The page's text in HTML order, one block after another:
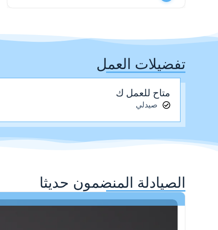
تفضيلات العمل
متاح للعمل ك
صيدلي
الصيادلة المنضمون حديثا